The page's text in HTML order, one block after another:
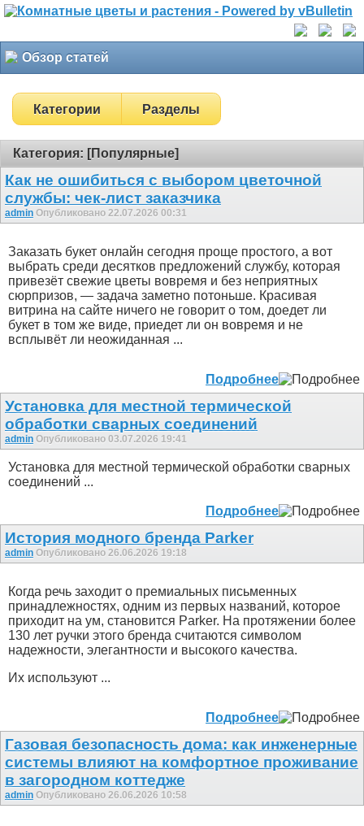
Обзор статей
Категории Разделы
Категория: [Популярные]
Как не ошибиться с выбором цветочной
службы: чек-лист заказчика
admin Опубликовано 22.07.2026 00:31
Заказать букет онлайн сегодня проще простого, а вот
выбрать среди десятков предложений службу, которая
привезёт свежие цветы вовремя и без неприятных
сюрпризов, — задача заметно потоньше. Красивая
витрина на сайте ничего не говорит о том, доедет ли
букет в том же виде, приедет ли он вовремя и не
всплывёт ли неожиданная ...
Подробнее
Установка для местной термической
обработки сварных соединений
admin Опубликовано 03.07.2026 19:41
Установка для местной термической обработки сварных
соединений ...
Подробнее
История модного бренда Parker
admin Опубликовано 26.06.2026 19:18
Когда речь заходит о премиальных письменных
принадлежностях, одним из первых названий, которое
приходит на ум, становится Parker. На протяжении более
130 лет ручки этого бренда считаются символом
надежности, элегантности и высокого качества.
Их используют ...
Подробнее
Газовая безопасность дома: как инженерные
системы влияют на комфортное проживание
в загородном коттедже
admin Опубликовано 26.06.2026 10:58